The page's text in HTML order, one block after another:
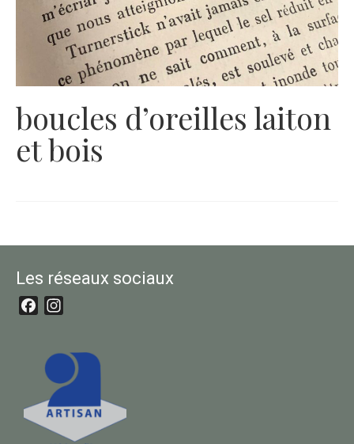
boucles d’oreilles laiton
et bois
Les réseaux sociaux
Facebook